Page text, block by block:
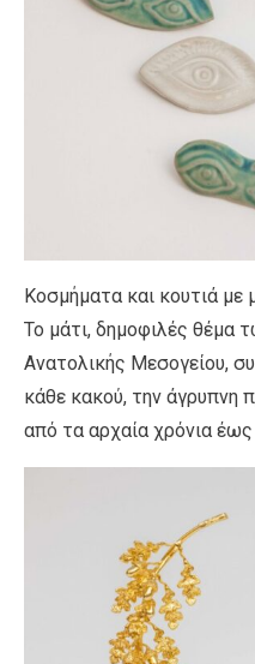
Κοσμήματα και κουτιά με
Το μάτι, δημοφιλές θέμα
Ανατολικής Μεσογείου,
κάθε κακού, την άγρυπνη
από τα αρχαία χρόνια έως